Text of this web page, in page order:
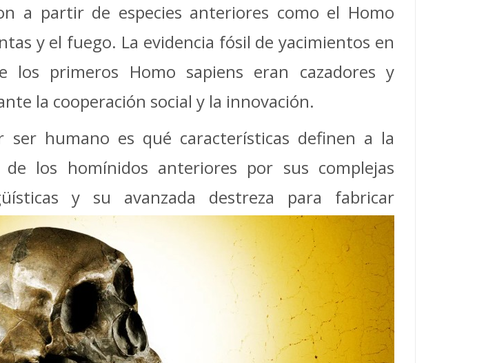
a partir de especies anteriores como el Homo
y el fuego. La evidencia fósil de yacimientos en
los primeros Homo sapiens eran cazadores y
la cooperación social y la innovación.
humano es qué características definen a la
los homínidos anteriores por sus complejas
y su avanzada destreza para fabricar